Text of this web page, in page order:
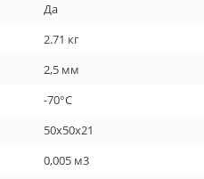
Да
2.71 кг
2,5 мм
-70°С
50х50х21
0,005 м3